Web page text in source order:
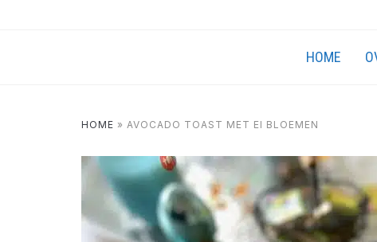
HOME
HOME » AVOCADO TOAST MET EI BLOEMEN